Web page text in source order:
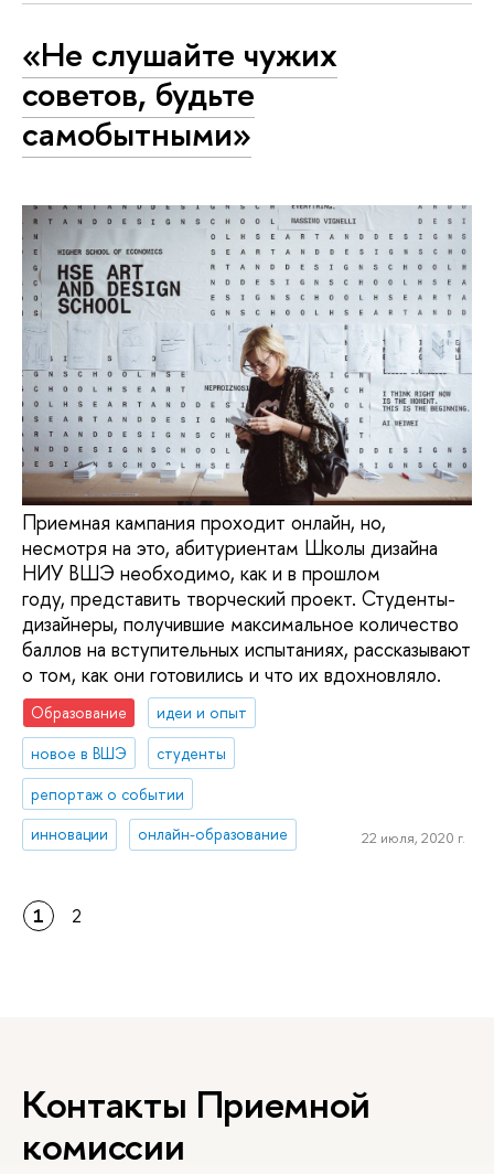
«Не слушайте чужих
советов, будьте
самобытными»
Приемная кампания проходит онлайн, но,
несмотря на это, абитуриентам Школы дизайна
НИУ ВШЭ необходимо, как и в прошлом
году, представить творческий проект. Студенты-
дизайнеры, получившие максимальное количество
баллов на вступительных испытаниях, рассказывают
о том, как они готовились и что их вдохновляло.
Образование
идеи и опыт
новое в ВШЭ
студенты
репортаж о событии
инновации
онлайн-образование 22 июля, 2020 г.
1 2
Контакты Приемной
комиссии